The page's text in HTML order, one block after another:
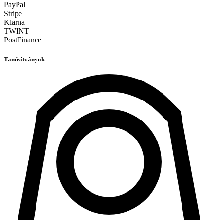
PayPal
Stripe
Klarna
TWINT
PostFinance
Tanúsítványok